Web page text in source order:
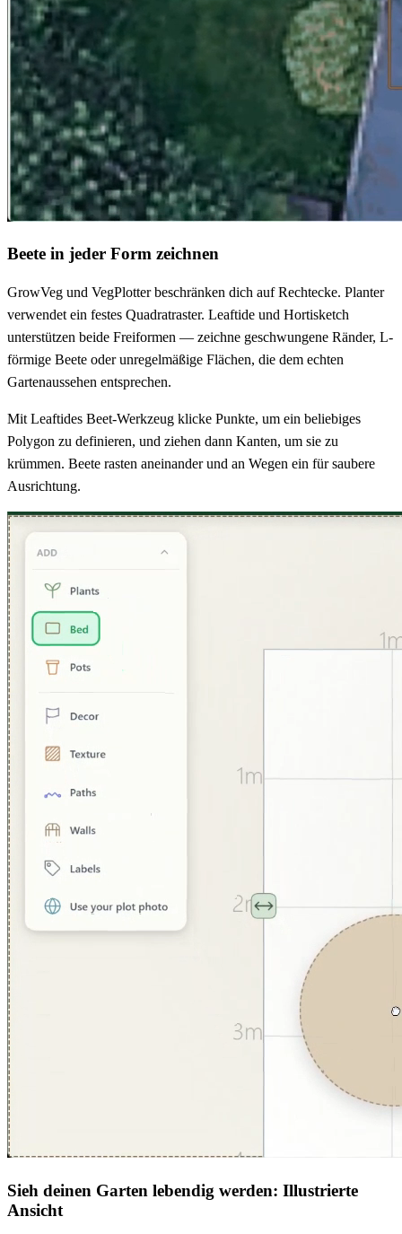
Beete in jeder Form zeichnen
GrowVeg und VegPlotter beschränken dich auf Rechtecke. Planter
verwendet ein festes Quadratraster. Leaftide und Hortisketch
unterstützen beide Freiformen — zeichne geschwungene Ränder, L-
förmige Beete oder unregelmäßige Flächen, die dem echten
Gartenaussehen entsprechen.
Mit Leaftides Beet-Werkzeug klicke Punkte, um ein beliebiges
Polygon zu definieren, und ziehen dann Kanten, um sie zu
krümmen. Beete rasten aneinander und an Wegen ein für saubere
Ausrichtung.
Sieh deinen Garten lebendig werden: Illustrierte
Ansicht